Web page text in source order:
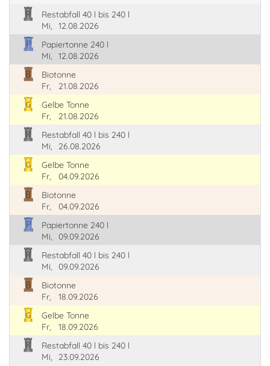
Restabfall 40 l bis 240 l
Mi,
12.08.2026
Papiertonne 240 l
Mi,
12.08.2026
Biotonne
Fr,
21.08.2026
Gelbe Tonne
Fr,
21.08.2026
Restabfall 40 l bis 240 l
Mi,
26.08.2026
Gelbe Tonne
Fr,
04.09.2026
Biotonne
Fr,
04.09.2026
Papiertonne 240 l
Mi,
09.09.2026
Restabfall 40 l bis 240 l
Mi,
09.09.2026
Biotonne
Fr,
18.09.2026
Gelbe Tonne
Fr,
18.09.2026
Restabfall 40 l bis 240 l
Mi,
23.09.2026